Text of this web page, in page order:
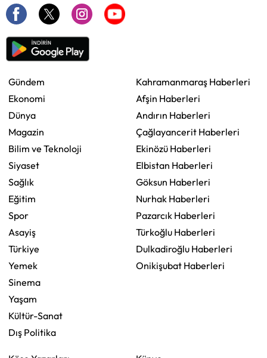
Gündem
Ekonomi
Dünya
Magazin
Bilim ve Teknoloji
Siyaset
Sağlık
Eğitim
Spor
Asayiş
Türkiye
Yemek
Sinema
Yaşam
Kültür-Sanat
Dış Politika
Kahramanmaraş Haberleri
Afşin Haberleri
Andırın Haberleri
Çağlayancerit Haberleri
Ekinözü Haberleri
Elbistan Haberleri
Göksun Haberleri
Nurhak Haberleri
Pazarcık Haberleri
Türkoğlu Haberleri
Dulkadiroğlu Haberleri
Onikişubat Haberleri